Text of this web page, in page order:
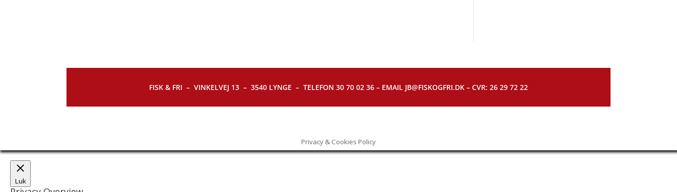
FISK & FRI – VINKELVEJ 13 – 3540 LYNGE – TELEFON 30 70 02 36 – EMAIL JB@FISKOGFRI.DK – CVR: 26 29 72 22
Privacy & Cookies Policy
Luk